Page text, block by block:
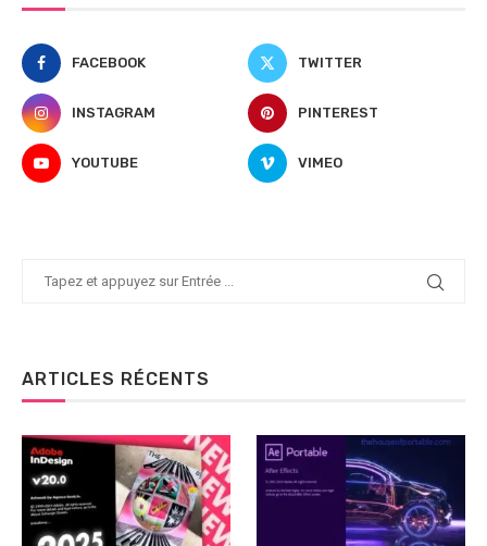
FACEBOOK TWITTER
INSTAGRAM PINTEREST
YOUTUBE VIMEO
ARTICLES RÉCENTS